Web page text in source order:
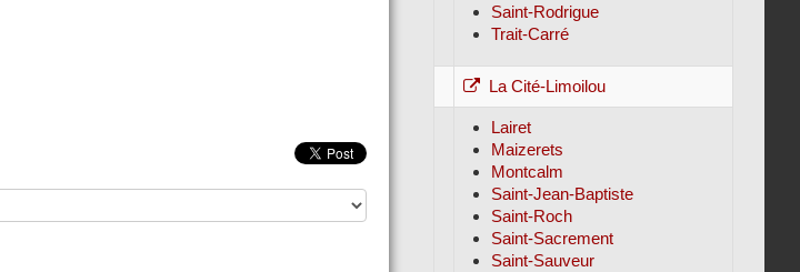
Saint-Rodrigue
Trait-Carré
La Cité-Limoilou
Lairet
Maizerets
Montcalm
Saint-Jean-Baptiste
Saint-Roch
Saint-Sacrement
Saint-Sauveur